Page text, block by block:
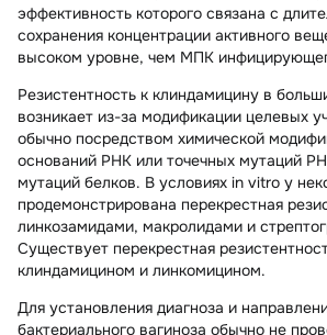
эффективность которого связана с
сохранения концентрации активного
высоком уровне, чем МПК
Резистентность к клиндамицину в
возникает из-за модификации целевых
обычно посредством химической
оснований РНК или точечных мутаций
мутаций белков. В условиях in vitro у
продемонстрирована перекрестная
линкозамидами, макролидами и
Существует перекрестная
клиндамицином и линкомицином.
Для установления диагноза и
бактериального вагиноза обычно не